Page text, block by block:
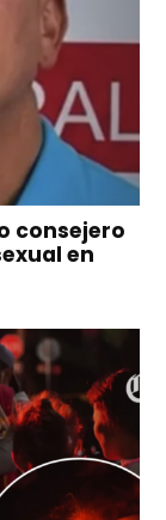
consejero
en